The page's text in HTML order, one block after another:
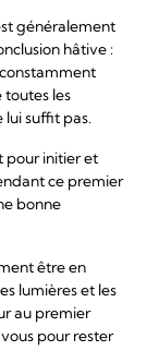
généralement
hâtive :
les
suffit pas.
pour initier et
ce premier
bonne
être en
lumières et les
au premier
pour rester